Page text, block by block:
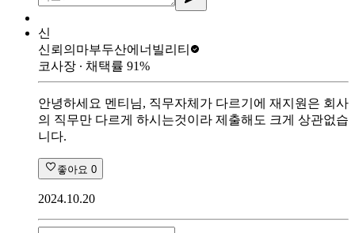
신
신뢰의마부두산에너빌리티
코사장 ∙ 채택률 91%
안녕하세요 멘티님, 직무자체가 다르기에 재지원은 회사
의 직무만 다르게 하시는것이라 제출해도 크게 상관없습
니다.
좋아요 0
2024.10.20